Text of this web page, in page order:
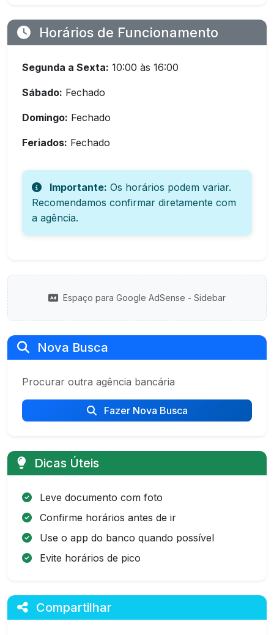
Horários de Funcionamento
Segunda a Sexta: 10:00 às 16:00
Sábado: Fechado
Domingo: Fechado
Feriados: Fechado
Importante: Os horários podem variar.
Recomendamos confirmar diretamente com
a agência.
Espaço para Google AdSense - Sidebar
Nova Busca
Procurar outra agência bancária
Fazer Nova Busca
Dicas Úteis
Leve documento com foto
Confirme horários antes de ir
Use o app do banco quando possível
Evite horários de pico
Compartilhar